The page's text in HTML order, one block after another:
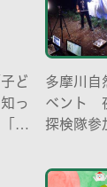
ど
っ
プ
多摩川自
ベント
探検隊参